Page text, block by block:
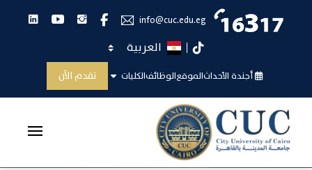
info@cuc.edu.eg فيس بوكانستجراميوتيوبلينكدان
تيك توكاختر اللغة
أجندة الأحداثالموقعالوظائفالكليات تقدم الآن
الشراكة الأكاديمية مع جامعة المدينة بالقاهرة
الرئيسية الشراكة الأكاديمية مع جامعة المدينة بالق...